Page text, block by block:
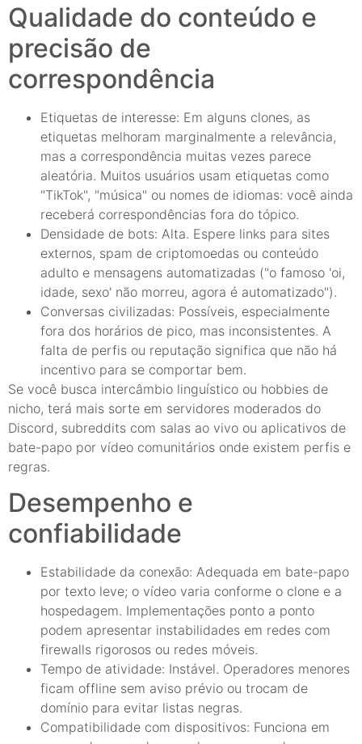
Qualidade do conteúdo e
precisão de
correspondência
Etiquetas de interesse: Em alguns clones, as
etiquetas melhoram marginalmente a relevância,
mas a correspondência muitas vezes parece
aleatória. Muitos usuários usam etiquetas como
"TikTok", "música" ou nomes de idiomas: você ainda
receberá correspondências fora do tópico.
Densidade de bots: Alta. Espere links para sites
externos, spam de criptomoedas ou conteúdo
adulto e mensagens automatizadas ("o famoso 'oi,
idade, sexo' não morreu, agora é automatizado").
Conversas civilizadas: Possíveis, especialmente
fora dos horários de pico, mas inconsistentes. A
falta de perfis ou reputação significa que não há
incentivo para se comportar bem.
Se você busca intercâmbio linguístico ou hobbies de
nicho, terá mais sorte em servidores moderados do
Discord, subreddits com salas ao vivo ou aplicativos de
bate-papo por vídeo comunitários onde existem perfis e
regras.
Desempenho e
confiabilidade
Estabilidade da conexão: Adequada em bate-papo
por texto leve; o vídeo varia conforme o clone e a
hospedagem. Implementações ponto a ponto
podem apresentar instabilidades em redes com
firewalls rigorosos ou redes móveis.
Tempo de atividade: Instável. Operadores menores
ficam offline sem aviso prévio ou trocam de
domínio para evitar listas negras.
Compatibilidade com dispositivos: Funciona em